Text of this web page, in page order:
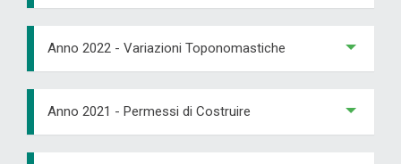
Anno 2022 - Variazioni Toponomastiche
Anno 2021 - Permessi di Costruire